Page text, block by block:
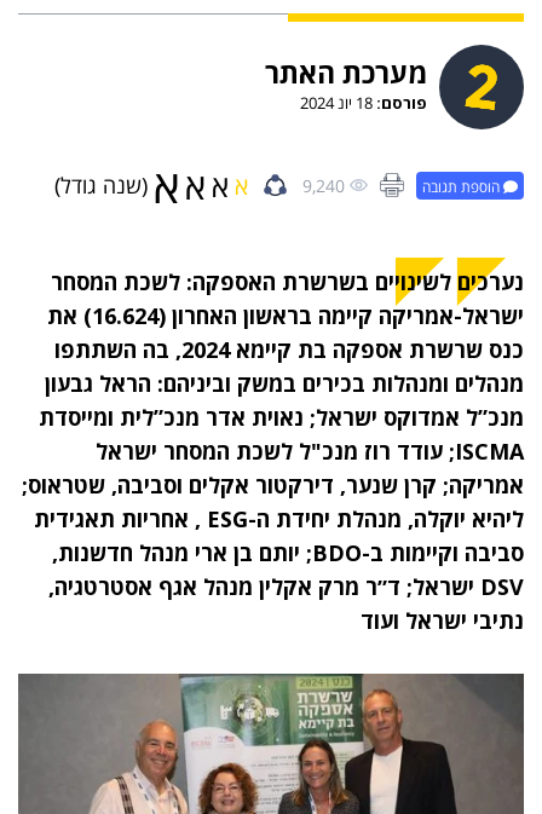
מערכת האתר
פורסם:
הוספת תגובה 9,240 א א אא (שנה גודל)
נערכים לשינויים בשרשרת האספקה: לשכת המסחר
ישראל-אמריקה קיימה בראשון האחרון (16.624) את
כנס שרשרת אספקה בת קיימא 2024, בה השתתפו
מנהלים ומנהלות בכירים במשק וביניהם: הראל גבעון
מנכ”ל אמדוקס ישראל; נאוית אדר מנכ”לית ומייסדת
ISCMA; עודד רוז מנכ"ל לשכת המסחר ישראל
אמריקה; קרן שנער, דירקטור אקלים וסביבה, שטראוס;
ליהיא יוקלה, מנהלת יחידת ה-ESG , אחריות תאגידית
סביבה וקיימות ב-BDO; יותם בן ארי מנהל חדשנות,
DSV ישראל; ד״ר מרק אקלין מנהל אגף אסטרטגיה,
נתיבי ישראל ועוד